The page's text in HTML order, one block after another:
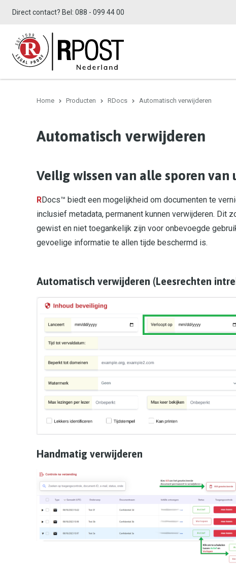
Direct contact? Bel: 088 - 099 44 00
Home Producten RDocs Automatisch verwijderen
Automatisch verwijderen
Veilig wissen van alle sporen
RDocs™ biedt een mogelijkheid om documenten te
inclusief metadata, permanent kunnen verwijderen. Dit
gewist en niet toegankelijk zijn voor onbevoegde
gevoelige informatie te allen tijde beschermd is.
Automatisch verwijderen (Leesrechten
Handmatig verwijderen